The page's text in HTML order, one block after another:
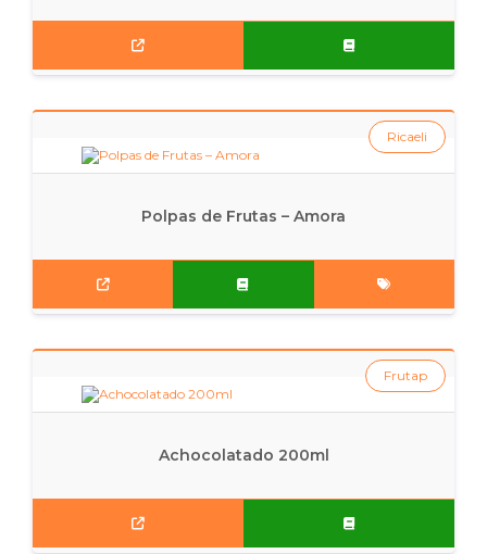
Polpas de Frutas – Amora
Ricaeli
Achocolatado 200ml
Frutap